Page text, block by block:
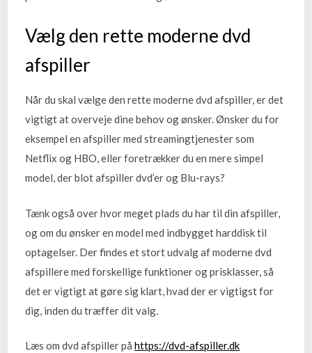
Vælg den rette moderne dvd
afspiller
Når du skal vælge den rette moderne dvd afspiller, er det
vigtigt at overveje dine behov og ønsker. Ønsker du for
eksempel en afspiller med streamingtjenester som
Netflix og HBO, eller foretrækker du en mere simpel
model, der blot afspiller dvd’er og Blu-rays?
Tænk også over hvor meget plads du har til din afspiller,
og om du ønsker en model med indbygget harddisk til
optagelser. Der findes et stort udvalg af moderne dvd
afspillere med forskellige funktioner og prisklasser, så
det er vigtigt at gøre sig klart, hvad der er vigtigst for
dig, inden du træffer dit valg.
Læs om dvd afspiller påhttps://dvd-afspiller.dk